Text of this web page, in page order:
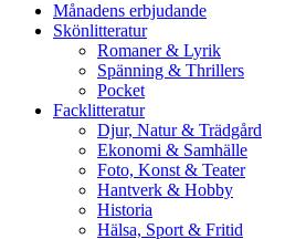
Månadens erbjudande
Skönlitteratur
Romaner & Lyrik
Spänning & Thrillers
Pocket
Facklitteratur
Djur, Natur & Trädgård
Ekonomi & Samhälle
Foto, Konst & Teater
Hantverk & Hobby
Historia
Hälsa, Sport & Fritid